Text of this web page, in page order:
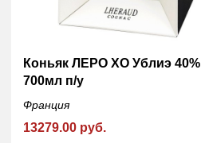
Коньяк ЛЕРО XO Ублиэ 40%
700мл п/у
Франция
13279.00 руб.